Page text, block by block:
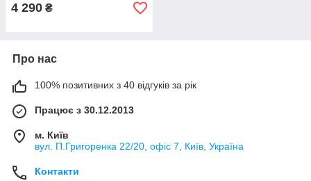
4 290 ₴
Про нас
100% позитивних з 40 відгуків за рік
Працює з 30.12.2013
м. Київ
вул. П.Григоренка 22/20, офіс 7, Київ, Україна
Контакти